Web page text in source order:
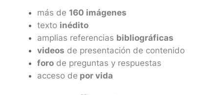
más de 160 imágenes
texto inédito
amplias referencias bibliográficas
videos de presentación de contenido
forode preguntas y respuestas
acceso de por vida